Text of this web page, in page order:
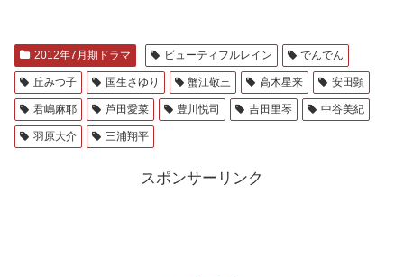
2012年7月期ドラマ ビューティフルレイン でんでん
丘みつ子 国生さゆり 蟹江敬三 高木星来 安田顕
君嶋麻耶 芦田愛菜 豊川悦司 吉田里琴 中谷美紀
羽原大介 三浦翔平
スポンサーリンク